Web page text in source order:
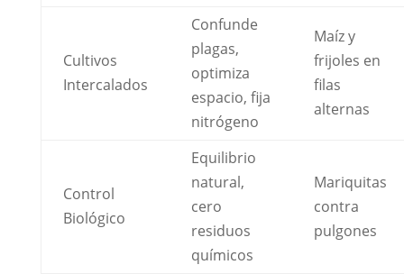
Cultivos
Intercalados
Confunde
plagas,
optimiza
espacio, fija
nitrógeno
Maíz y
frijoles en
filas
alternas
Control
Biológico
Equilibrio
natural,
cero
residuos
químicos
Mariquitas
contra
pulgones